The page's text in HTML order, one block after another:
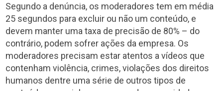
Segundo a denúncia, os moderadores tem em média
25 segundos para excluir ou não um conteúdo, e
devem manter uma taxa de precisão de 80% – do
contrário, podem sofrer ações da empresa. Os
moderadores precisam estar atentos a vídeos que
contenham violência, crimes, violações dos direitos
humanos dentre uma série de outros tipos de